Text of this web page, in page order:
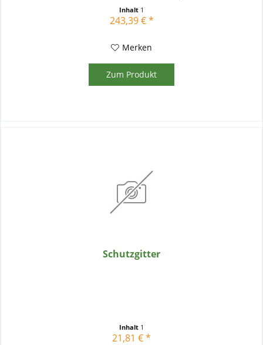
Inhalt 1
243,39 € *
Merken
Zum Produkt
Schutzgitter
Inhalt 1
21,81 € *